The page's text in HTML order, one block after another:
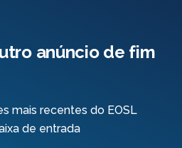
anúncio de fim
mais recentes do EOSL
de entrada